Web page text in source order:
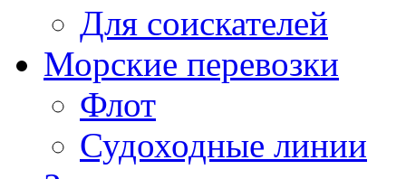
Для соискателей
Морские перевозки
Флот
Судоходные линии